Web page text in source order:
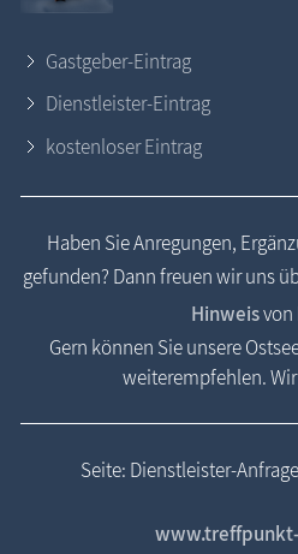
Gastgeber-Eintrag
Dienstleister-Eintrag
kostenloser Eintrag
Haben Sie Anregungen,
gefunden? Dann freuen wir uns
Hinweisvon
Gern können Sie unsere
weiterempfehlen. Wir
Seite: Dienstleister-